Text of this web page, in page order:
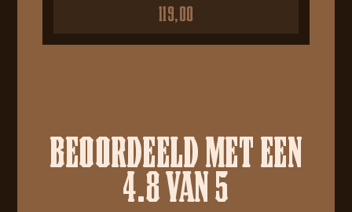
119,00
BEOORDEELD MET EEN
4.8 VAN 5